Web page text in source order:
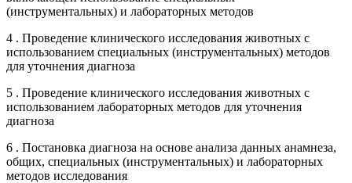
(инструментальных) и лабораторных методов
4 . Проведение клинического исследования животных с
использованием специальных (инструментальных) методов
для уточнения диагноза
5 . Проведение клинического исследования животных с
использованием лабораторных методов для уточнения
диагноза
6 . Постановка диагноза на основе анализа данных анамнеза,
общих, специальных (инструментальных) и лабораторных
методов исследования